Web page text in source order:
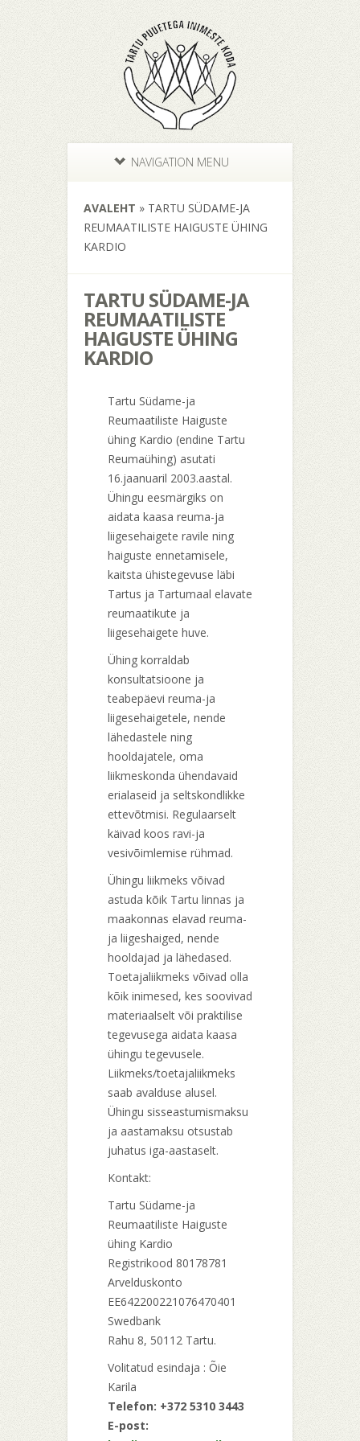
NAVIGATION MENU
AVALEHT » TARTU SÜDAME-JA
REUMAATILISTE HAIGUSTE ÜHING
KARDIO
TARTU SÜDAME-JA
REUMAATILISTE
HAIGUSTE ÜHING
KARDIO
Tartu Südame-ja
Reumaatiliste Haiguste
ühing Kardio (endine Tartu
Reumaühing) asutati
16.jaanuaril 2003.aastal.
Ühingu eesmärgiks on
aidata kaasa reuma-ja
liigesehaigete ravile ning
haiguste ennetamisele,
kaitsta ühistegevuse läbi
Tartus ja Tartumaal elavate
reumaatikute ja
liigesehaigete huve.
Ühing korraldab
konsultatsioone ja
teabepäevi reuma-ja
liigesehaigetele, nende
lähedastele ning
hooldajatele, oma
liikmeskonda ühendavaid
erialaseid ja seltskondlikke
ettevõtmisi. Regulaarselt
käivad koos ravi-ja
vesivõimlemise rühmad.
Ühingu liikmeks võivad
astuda kõik Tartu linnas ja
maakonnas elavad reuma-
ja liigeshaiged, nende
hooldajad ja lähedased.
Toetajaliikmeks võivad olla
kõik inimesed, kes soovivad
materiaalselt või praktilise
tegevusega aidata kaasa
ühingu tegevusele.
Liikmeks/toetajaliikmeks
saab avalduse alusel.
Ühingu sisseastumismaksu
ja aastamaksu otsustab
juhatus iga-aastaselt.
Kontakt:
Tartu Südame-ja
Reumaatiliste Haiguste
ühing Kardio
Registrikood 80178781
Arvelduskonto
EE642200221076470401
Swedbank
Rahu 8, 50112 Tartu.
Volitatud esindaja : Õie
Karila
Telefon: +372 5310 3443
E-post: